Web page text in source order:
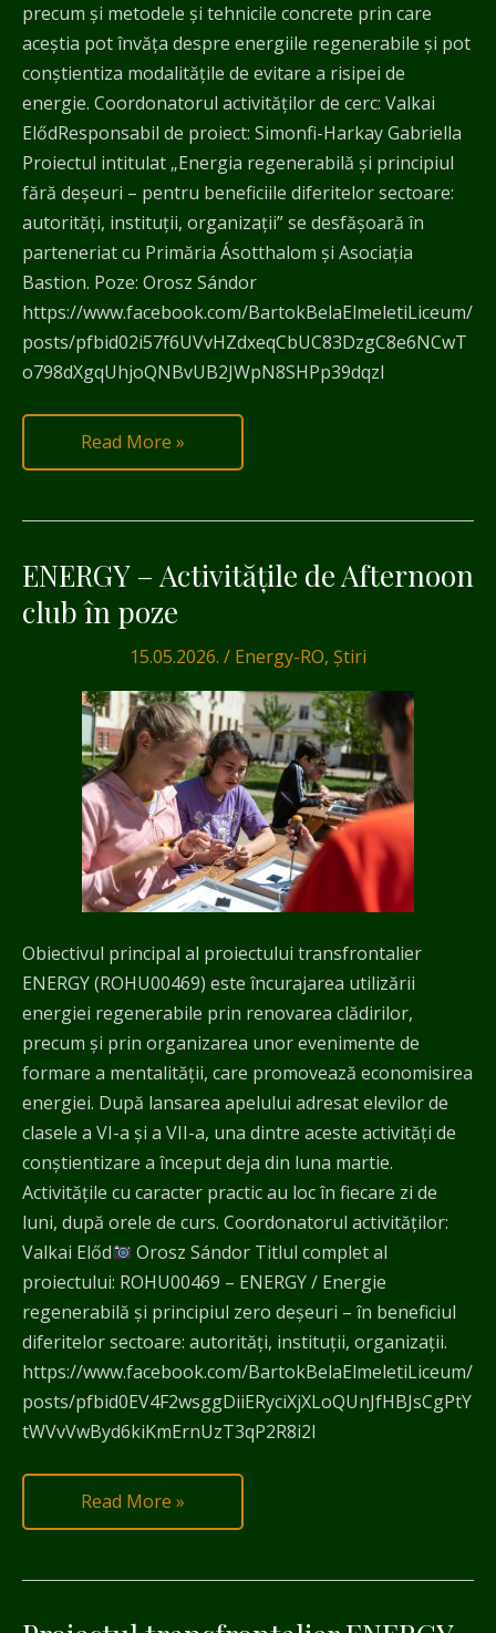
precum și metodele și tehnicile concrete prin care
aceștia pot învăța despre energiile regenerabile și pot
conștientiza modalitățile de evitare a risipei de
energie. Coordonatorul activităților de cerc: Valkai
ElődResponsabil de proiect: Simonfi-Harkay Gabriella
Proiectul intitulat „Energia regenerabilă și principiul
fără deșeuri – pentru beneficiile diferitelor sectoare:
autorități, instituții, organizații” se desfășoară în
parteneriat cu Primăria Ásotthalom și Asociația
Bastion. Poze: Orosz Sándor
https://www.facebook.com/BartokBelaElmeletiLiceum/
posts/pfbid02i57f6UVvHZdxeqCbUC83DzgC8e6NCwT
o798dXgqUhjoQNBvUB2JWpN8SHPp39dqzl
Read More »
ENERGY – Activitățile de Afternoon
club în poze
15.05.2026. / Energy-RO, Știri
Obiectivul principal al proiectului transfrontalier
ENERGY (ROHU00469) este încurajarea utilizării
energiei regenerabile prin renovarea clădirilor,
precum și prin organizarea unor evenimente de
formare a mentalității, care promovează economisirea
energiei. După lansarea apelului adresat elevilor de
clasele a VI-a și a VII-a, una dintre aceste activități de
conștientizare a început deja din luna martie.
Activitățile cu caracter practic au loc în fiecare zi de
luni, după orele de curs. Coordonatorul activităților:
Valkai Előd
Orosz Sándor Titlul complet al
proiectului: ROHU00469 – ENERGY / Energie
regenerabilă și principiul zero deșeuri – în beneficiul
diferitelor sectoare: autorități, instituții, organizații.
https://www.facebook.com/BartokBelaElmeletiLiceum/
posts/pfbid0EV4F2wsggDiiERyciXjXLoQUnJfHBJsCgPtY
tWVvVwByd6kiKmErnUzT3qP2R8i2l
ENERGY
–
Activitățile
Afternoon
club
în
poze
Read More »